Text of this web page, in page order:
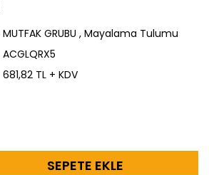
MUTFAK GRUBU ,Mayalama Tulumu
ACGLQRX5
681,82 TL + KDV
SEPETE EKLE